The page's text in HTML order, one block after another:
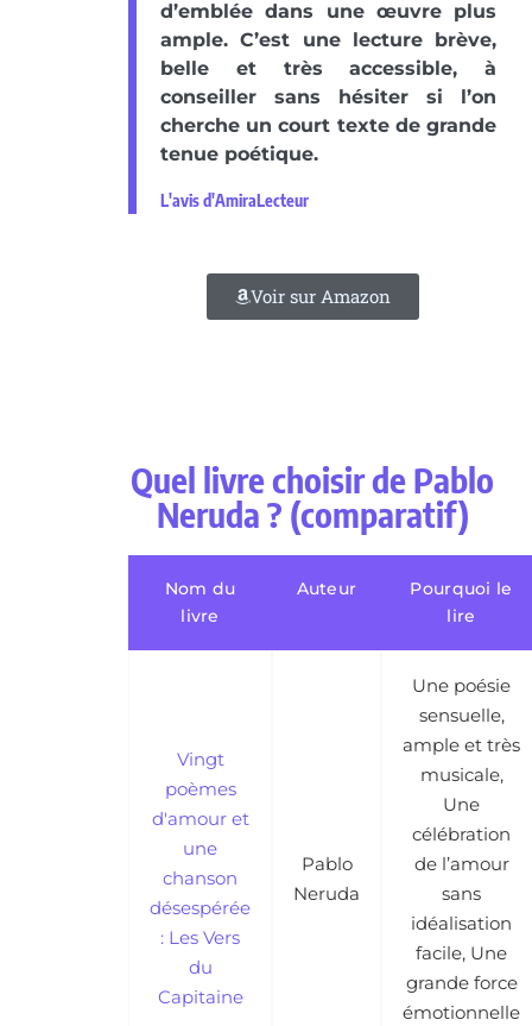
d’emblée dans une œuvre plus
ample. C’est une lecture brève,
belle et très accessible, à
conseiller sans hésiter si l’on
cherche un court texte de grande
tenue poétique.
L'avis d'AmiraLecteur
Voir sur Amazon
Quel livre choisir de Pablo
Neruda ? (comparatif)
Nom du
livre
Auteur
Pourquoi le
lire
Vingt
poèmes
d'amour et
une
chanson
désespérée
: Les Vers
du
Capitaine
Pablo
Neruda
Une poésie
sensuelle,
ample et très
musicale,
Une
célébration
de l’amour
sans
idéalisation
facile, Une
grande force
émotionnelle